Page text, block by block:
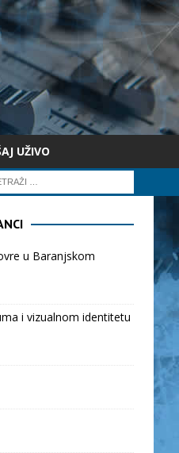
UŽIVO
u Baranjskom
i vizualnom identitetu